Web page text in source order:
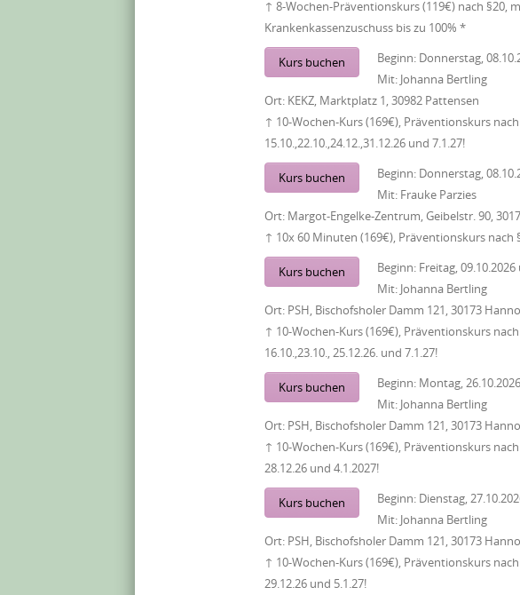
↑ 8-Wochen-Präventionskurs (119€) nach §20,
Krankenkassenzuschuss bis zu 100% *
Kurs buchen Beginn: Donnerstag,
Mit: Johanna Bertling
Ort: KEKZ, Marktplatz 1, 30982 Pattensen
↑ 10-Wochen-Kurs (169€), Präventionskurs
15.10.,22.10.,24.12.,31.12.26 und 7.1.27!
Kurs buchen Beginn: Donnerstag,
Mit: Frauke Parzies
Ort: Margot-Engelke-Zentrum, Geibelstr. 90,
↑ 10x 60 Minuten (169€), Präventionskurs nach
Kurs buchen Beginn: Freitag, 09.10.2026
Mit: Johanna Bertling
Ort: PSH, Bischofsholer Damm 121, 30173
↑ 10-Wochen-Kurs (169€), Präventionskurs
16.10.,23.10., 25.12.26. und 7.1.27!
Kurs buchen Beginn: Montag, 26.10.2026
Mit: Johanna Bertling
Ort: PSH, Bischofsholer Damm 121, 30173
↑ 10-Wochen-Kurs (169€), Präventionskurs
28.12.26 und 4.1.2027!
Kurs buchen Beginn: Dienstag,
Mit: Johanna Bertling
Ort: PSH, Bischofsholer Damm 121, 30173
↑ 10-Wochen-Kurs (169€), Präventionskurs
29.12.26 und 5.1.27!